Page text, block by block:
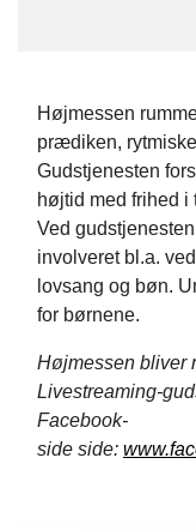
Højmessen
prædiken,
Gudstjenesten
højtid med frihed
Ved
involveret bl.a.
lovsang og bøn.
for børnene.
Højmessen bliver
Livestreaming-
Facebook-
side side: